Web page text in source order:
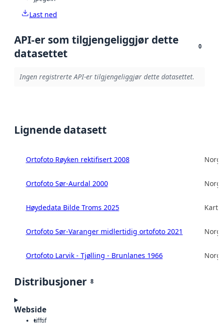
Last ned
API-er som tilgjengeliggjør dette
datasettet
0
Ingen registrerte API-er tilgjengeliggjør dette datasettet.
Lignende datasett
Ortofoto Røyken rektifisert 2008
Ortofoto Sør-Aurdal 2000
Høydedata Bilde Troms 2025
Ortofoto Sør-Varanger midlertidig ortofoto 2021
Ortofoto Larvik - Tjølling - Brunlanes 1966
Distribusjoner 8
Webside
tifftif